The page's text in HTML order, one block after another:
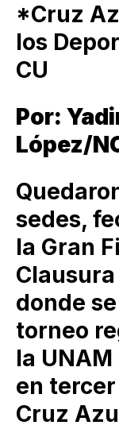
*Cruz
los
CU
Por:
López/
sedes,
la Gran
donde
torneo
la
en
Cruz